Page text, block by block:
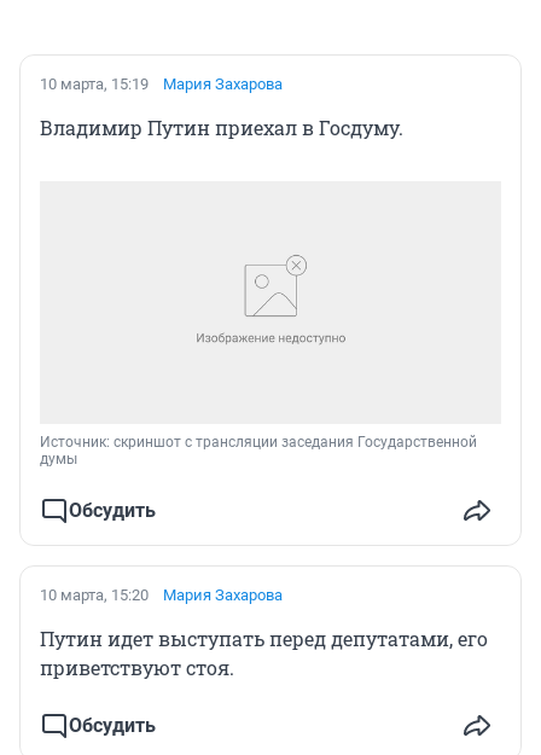
10 марта, 15:19 Мария Захарова
Владимир Путин приехал в Госдуму.
Источник: скриншот с трансляции заседания Государственной
думы
Обсудить
10 марта, 15:20 Мария Захарова
Путин идет выступать перед депутатами, его
приветствуют стоя.
Обсудить